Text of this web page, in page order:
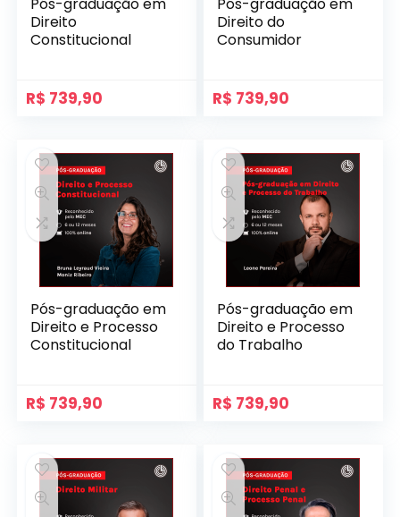
Direito
Constitucional
R$ 739,90
Direito do
Consumidor
R$ 739,90
Pós-graduação em
Direito e Processo
Constitucional
R$ 739,90
Pós-graduação em
Direito e Processo
do Trabalho
R$ 739,90